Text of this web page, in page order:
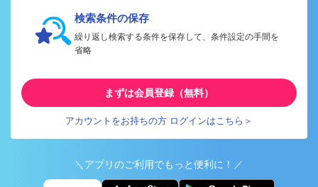
検索条件の保存
繰り返し検索する条件を保存して、条件設定の手間を
省略
まずは会員登録（無料）
アカウントをお持ちの方 ログインはこちら＞
＼アプリのご利用でもっと便利に！／